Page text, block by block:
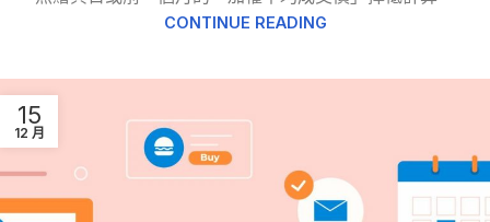
CONTINUE READING
15
12 月